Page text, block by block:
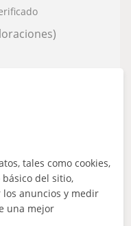
los grados de
Biología,
con amplia
a nivel
docente en la
tales como cookies,
del sitio,
anuncios y medir
una mejor